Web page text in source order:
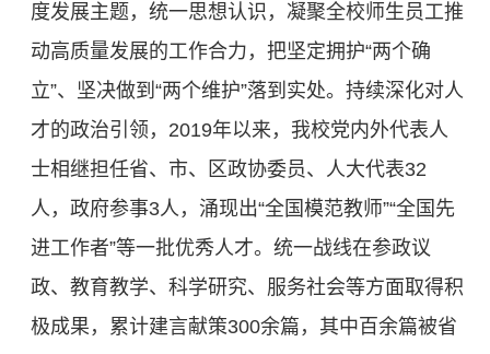
度发展主题，统一思想认识，凝聚全校师生员工推
动高质量发展的工作合力，把坚定拥护“两个确
立”、坚决做到“两个维护”落到实处。持续深化对人
才的政治引领，2019年以来，我校党内外代表人
士相继担任省、市、区政协委员、人大代表32
人，政府参事3人，涌现出“全国模范教师”“全国先
进工作者”等一批优秀人才。统一战线在参政议
政、教育教学、科学研究、服务社会等方面取得积
极成果，累计建言献策300余篇，其中百余篇被省